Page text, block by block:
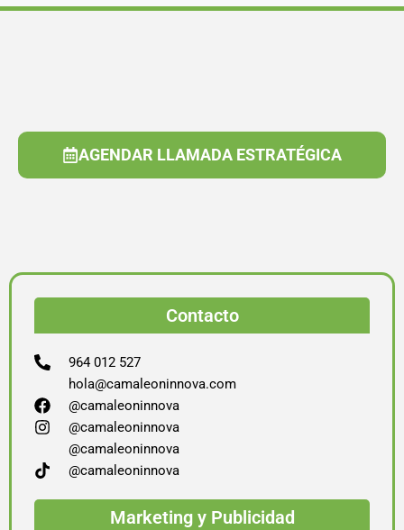
AGENDAR LLAMADA ESTRATÉGICA
Contacto
964 012 527
hola@camaleoninnova.com
@camaleoninnova
@camaleoninnova
@camaleoninnova
@camaleoninnova
Marketing y Publicidad